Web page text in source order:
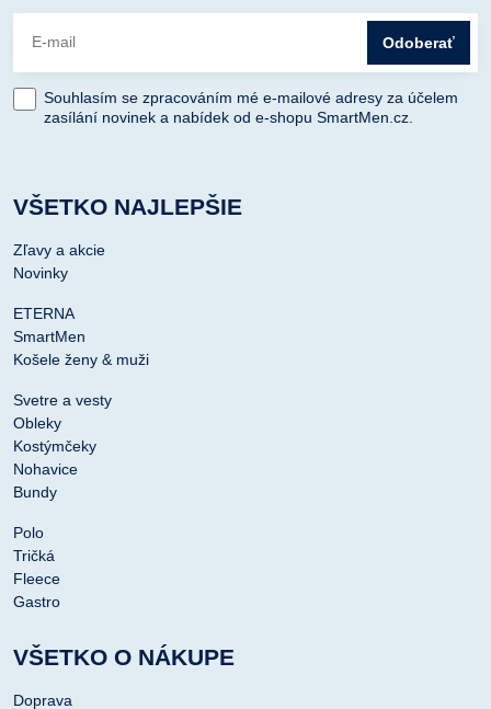
Odoberať
Souhlasím se zpracováním mé e-mailové adresy za účelem
zasílání novinek a nabídek od e-shopu SmartMen.cz.
VŠETKO NAJLEPŠIE
Zľavy a akcie
Novinky
ETERNA
SmartMen
Košele ženy & muži
Svetre a vesty
Obleky
Kostýmčeky
Nohavice
Bundy
Polo
Tričká
Fleece
Gastro
VŠETKO O NÁKUPE
Doprava